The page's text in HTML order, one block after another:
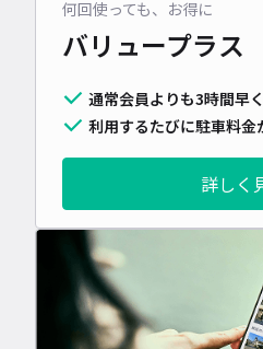
何回使っても、お得に
バリュープラス
通常会員よりも3時間早
利用するたびに駐車料
詳しく